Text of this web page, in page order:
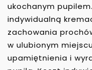
ukochanym
indywidualną
zachowania
w ulubionym
upamiętnienia i